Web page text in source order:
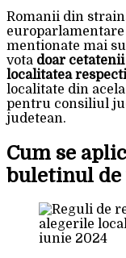
Romanii din
mentionate mai
vota doar
localitatea
localitate din
pentru consiliul
judetean.
Cum se
buletinul de